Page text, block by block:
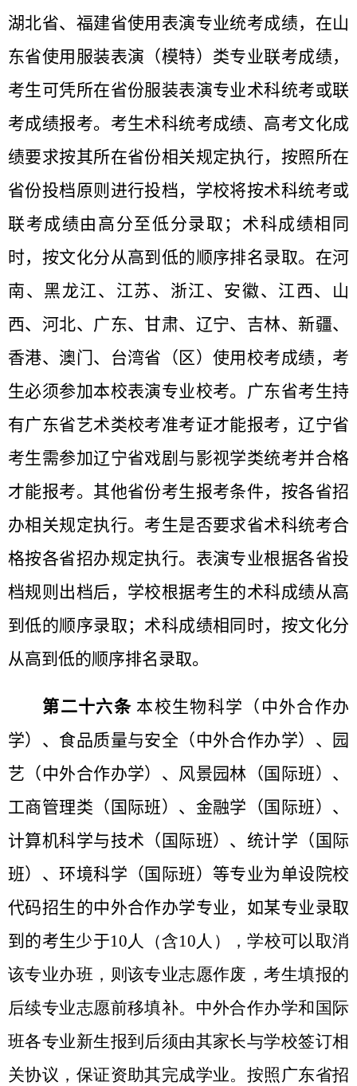
湖北省、福建省使用表演专业统考成绩，在山
东省使用服装表演（模特）类专业联考成绩，
考生可凭所在省份服装表演专业术科统考或联
考成绩报考。考生术科统考成绩、高考文化成
绩要求按其所在省份相关规定执行，按照所在
省份投档原则进行投档，学校将按术科统考或
联考成绩由高分至低分录取；术科成绩相同
时，按文化分从高到低的顺序排名录取。在河
南、黑龙江、江苏、浙江、安徽、江西、山
西、河北、广东、甘肃、辽宁、吉林、新疆、
香港、澳门、台湾省（区）使用校考成绩，考
生必须参加本校表演专业校考。广东省考生持
有广东省艺术类校考准考证才能报考，辽宁省
考生需参加辽宁省戏剧与影视学类统考并合格
才能报考。其他省份考生报考条件，按各省招
办相关规定执行。考生是否要求省术科统考合
格按各省招办规定执行。表演专业根据各省投
档规则出档后，学校根据考生的术科成绩从高
到低的顺序录取；术科成绩相同时，按文化分
从高到低的顺序排名录取。
第二十六条 本校生物科学（中外合作办
学）、食品质量与安全（中外合作办学）、园
艺（中外合作办学）、风景园林（国际班）、
工商管理类（国际班）、金融学（国际班）、
计算机科学与技术（国际班）、统计学（国际
班）、环境科学（国际班）等专业为单设院校
代码招生的中外合作办学专业，如某专业录取
到的考生少于10人（含10人），学校可以取消
该专业办班，则该专业志愿作废，考生填报的
后续专业志愿前移填补。中外合作办学和国际
班各专业新生报到后须由其家长与学校签订相
关协议，保证资助其完成学业。按照广东省招